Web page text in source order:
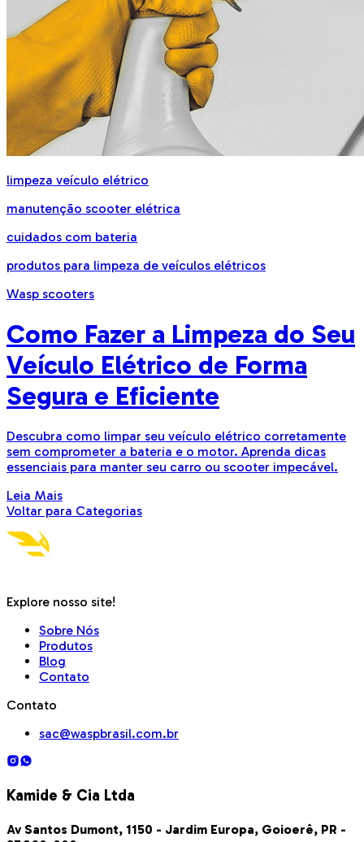
limpeza veículo elétrico
manutenção scooter elétrica
cuidados com bateria
produtos para limpeza de veículos elétricos
Wasp scooters
Como Fazer a Limpeza do Seu
Veículo Elétrico de Forma
Segura e Eficiente
Descubra como limpar seu veículo elétrico corretamente
sem comprometer a bateria e o motor. Aprenda dicas
essenciais para manter seu carro ou scooter impecável.
Leia Mais
Voltar para Categorias
Explore nosso site!
Sobre Nós
Produtos
Blog
Contato
Contato
sac@waspbrasil.com.br
Kamide & Cia Ltda
Av Santos Dumont, 1150 - Jardim Europa, Goioerê, PR -